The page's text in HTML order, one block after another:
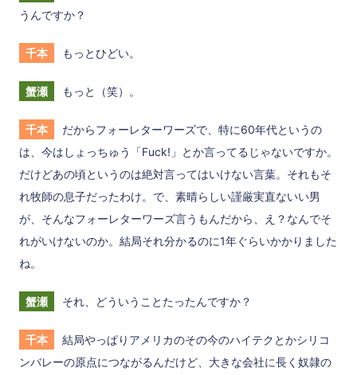
うんですか？
千本 もっとひどい。
蟹瀬 もっと（笑）。
千本
だからフォーレターワーズで、特に60年代というの
は、今はしょっちゅう「Fuck!」とか言ってるじゃないですか。
だけどあの頃というのは絶対言ってはいけない言葉。それもそ
れ牧師の息子だったわけ。で、素晴らしい謹厳実直ないい男
が、そんなフォーレターワーズ言うもんだから、え？なんでそ
れがいけないのか。結局それ分かるのに1年ぐらいかかりました
ね。
蟹瀬 それ、どういうことたったんですか？
千本
結局やっぱりアメリカのその今のハイテクとかシリコ
ンバレーの原点につながるんだけど、大きな会社に長く奴隷の